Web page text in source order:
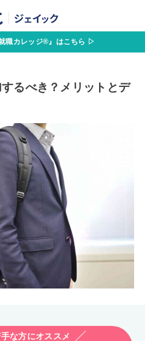
職カレッジ®』はこちら ▷
るべき？メリットとデ
な方にオススメ